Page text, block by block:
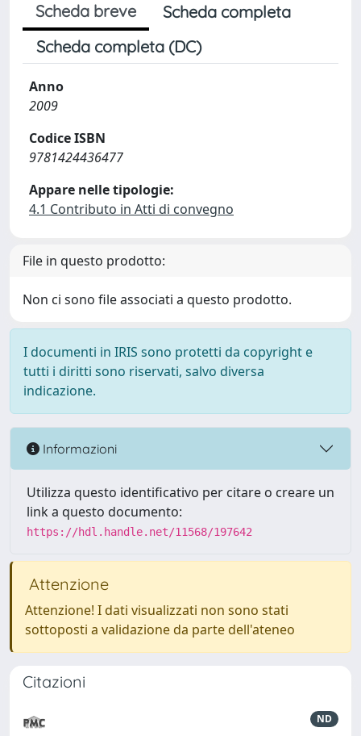
Scheda breve
Scheda completa
Scheda completa (DC)
Anno
2009
Codice ISBN
9781424436477
Appare nelle tipologie:
4.1 Contributo in Atti di convegno
File in questo prodotto:
Non ci sono file associati a questo prodotto.
I documenti in IRIS sono protetti da copyright e
tutti i diritti sono riservati, salvo diversa
indicazione.
Informazioni
Utilizza questo identificativo per citare o creare un
link a questo documento:
https://hdl.handle.net/11568/197642
Attenzione
Attenzione! I dati visualizzati non sono stati
sottoposti a validazione da parte dell'ateneo
Citazioni
ND